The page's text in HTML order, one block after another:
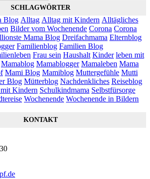
SCHLAGWÖRTER
Blog Alltag Alltag mit Kindern Alltägliches
Bilder vom Wochenende Corona Corona
Mama Blog Dreifachmama Elternblog
Familienblog Familien Blog
Frau sein Haushalt Kinder leben mit
Mamablog Mamablogger Mamaleben Mama
Mami Blog Mamiblog Muttergefühle Mutti
Blog Mütterblog Nachdenkliches Reiseblog
Kindern Schulkindmama Selbstfürsorge
Wochenende Wochenende in Bildern
KONTAKT